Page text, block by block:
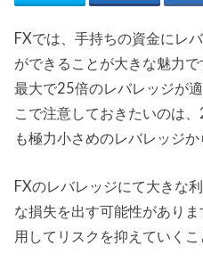
FXでは、手持ちの資金にレ
ができることが大きな魅力で
最大で25倍のレバレッジが
こで注意しておきたいのは
も極力小さめのレバレッジか
FXのレバレッジにて大きな
な損失を出す可能性があり
用してリスクを抑えていくこ